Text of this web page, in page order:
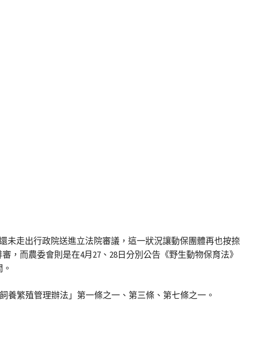
未走出行政院送進立法院審議，這一狀況讓動保團體再也按捺
，而農委會則是在4月27、28日分別公告《野生動物保育法》
養繁殖管理辦法」第一條之一、第三條、第七條之一。